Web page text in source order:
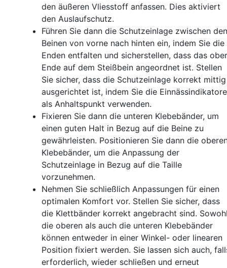
den äußeren Vliesstoff anfassen. Dies aktiviert
den Auslaufschutz.
Führen Sie dann die Schutzeinlage zwischen den
Beinen von vorne nach hinten ein, indem Sie die
Enden entfalten und sicherstellen, dass das
Ende auf dem Steißbein angeordnet ist. Stellen
Sie sicher, dass die Schutzeinlage korrekt mittig
ausgerichtet ist, indem Sie die
als Anhaltspunkt verwenden.
Fixieren Sie dann die unteren Klebebänder, um
einen guten Halt in Bezug auf die Beine zu
gewährleisten. Positionieren Sie dann die
Klebebänder, um die Anpassung der
Schutzeinlage in Bezug auf die Taille
vorzunehmen.
Nehmen Sie schließlich Anpassungen für einen
optimalen Komfort vor. Stellen Sie sicher, dass
die Klettbänder korrekt angebracht sind.
die oberen als auch die unteren Klebebänder
können entweder in einer Winkel- oder linearen
Position fixiert werden. Sie lassen sich auch,
erforderlich, wieder schließen und erneut